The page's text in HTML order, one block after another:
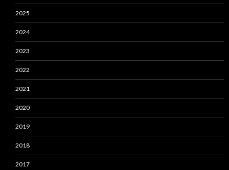
2025
2024
2023
2022
2021
2020
2019
2018
2017